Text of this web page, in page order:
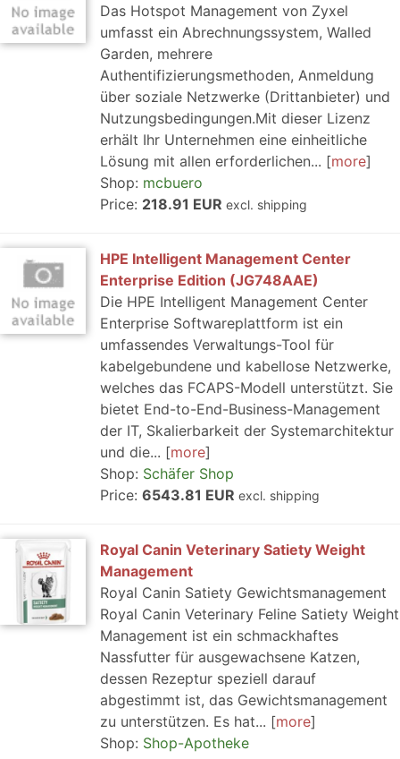
Das Hotspot Management von Zyxel
umfasst ein Abrechnungssystem, Walled
Garden, mehrere
Authentifizierungsmethoden, Anmeldung
über soziale Netzwerke (Drittanbieter) und
Nutzungsbedingungen.Mit dieser Lizenz
erhält Ihr Unternehmen eine einheitliche
Lösung mit allen erforderlichen...
more
Shop: mcbuero
Price: 218.91 EUR excl. shipping
HPE Intelligent Management Center
Enterprise Edition (JG748AAE)
Die HPE Intelligent Management Center
Enterprise Softwareplattform ist ein
umfassendes Verwaltungs-Tool für
kabelgebundene und kabellose Netzwerke,
welches das FCAPS-Modell unterstützt. Sie
bietet End-to-End-Business-Management
der IT, Skalierbarkeit der Systemarchitektur
und die...
more
Shop: Schäfer Shop
Price: 6543.81 EUR excl. shipping
Royal Canin Veterinary Satiety Weight
Management
Royal Canin Satiety Gewichtsmanagement
Royal Canin Veterinary Feline Satiety Weight
Management ist ein schmackhaftes
Nassfutter für ausgewachsene Katzen,
dessen Rezeptur speziell darauf
abgestimmt ist, das Gewichtsmanagement
zu unterstützen. Es hat...
more
Shop: Shop-Apotheke